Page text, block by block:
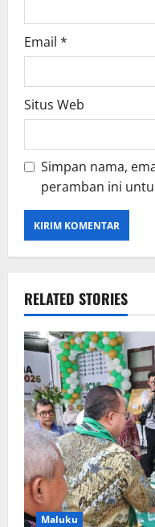
Email *
Situs Web
Simpan nama,
peramban ini
RELATED STORIES
Maluku